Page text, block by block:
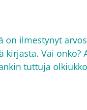
on ilmestynyt
Vai onko?
tuttuja